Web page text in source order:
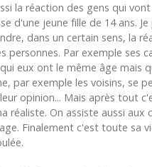
la réaction des gens qui
d'une jeune fille de 14 ans. Je
dans un certain sens, la
personnes. Par exemple ses
eux ont le même âge mais
par exemple les voisins, se
opinion... Mais après tout
réaliste. On assiste aussi aux
Finalement c'est toute sa